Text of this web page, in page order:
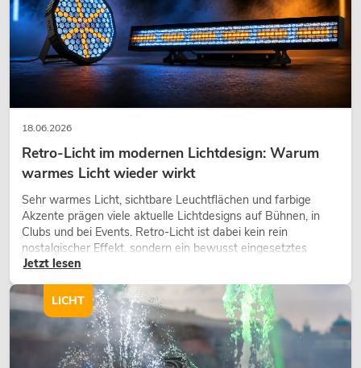
18.06.2026
Retro-Licht im modernen Lichtdesign: Warum
warmes Licht wieder wirkt
Sehr warmes Licht, sichtbare Leuchtflächen und farbige
Akzente prägen viele aktuelle Lichtdesigns auf Bühnen, in
Clubs und bei Events. Retro-Licht ist dabei kein rein
nostalgischer Effekt, sondern ein bewusst eingesetztes
Gestaltungsmittel: Es schafft Atmosphäre, gibt Szenen
wirken lassen.
Jetzt lesen
LICHT